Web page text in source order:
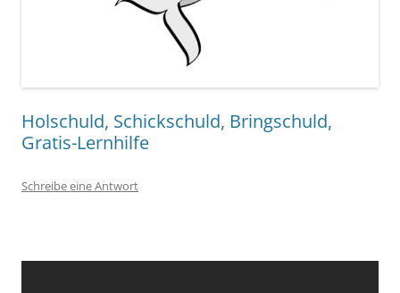
Holschuld, Schickschuld, Bringschuld,
Gratis-Lernhilfe
Schreibe eine Antwort